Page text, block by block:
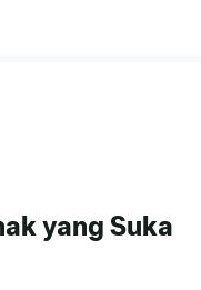
yang Suka